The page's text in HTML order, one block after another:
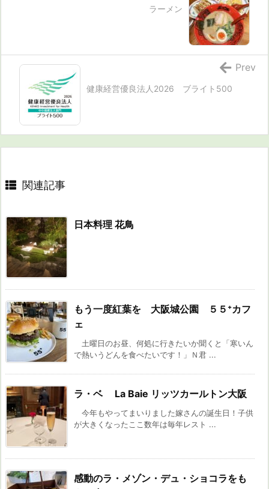
ラーメン
健康経営優良法人2026 ブライト500
Prev
関連記事
日本料理 花鳥
もう一度紅葉を 大阪城公園 ５５⁺カフ
ェ
土曜日のお昼、何処に行きたいか聞くと「寒いん
で熱いうどんを食べたいです！」Ｎ君 ...
ラ・ベ La Baie リッツカールトン大阪
今年もやってまいりました嫁さんの誕生日！子供
が大きくなったここ数年は毎年レスト ...
感動のラ・メゾン・デュ・ショコラをも